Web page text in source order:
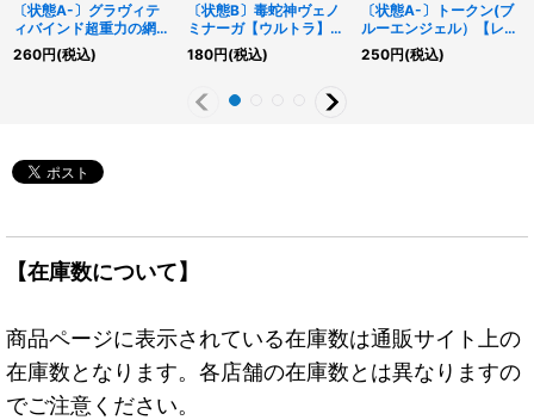
〔状態A-〕グラヴィテ
ィバインド超重力の網
【スーパー】{BE01-
JP160}《罠》
260円(税込)
〔状態B〕毒蛇神ヴェノ
ミナーガ【ウルトラ】
{TAEV-JP013}《モンス
ター》
180円(税込)
〔状態A-〕トークン(ブ
ルーエンジェル）【レ
ア】{TK01-JP019}《ト
ークン》
250円(税込)
【在庫数について】
商品ページに表示されている在庫数は通販サイト上の
在庫数となります。各店舗の在庫数とは異なりますの
でご注意ください。